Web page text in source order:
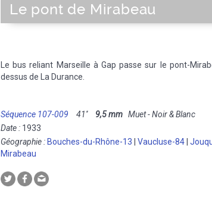
Le pont de Mirabeau
Le bus reliant Marseille à Gap passe sur le pont-
dessus de La Durance.
Séquence 107-009 41'' 9,5 mm Muet - Noir & Blanc
Date : 1933
Géographie : Bouches-du-Rhône-13 Vaucluse-84
Mirabeau